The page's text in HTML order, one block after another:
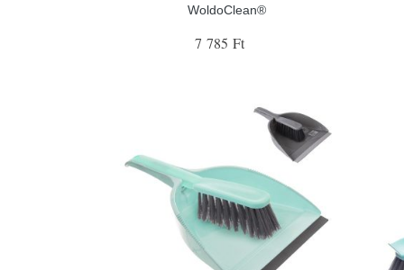
WoldoClean®
7 785 Ft